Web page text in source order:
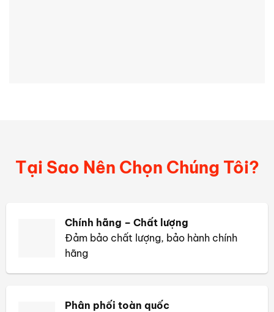
Tại Sao Nên Chọn Chúng Tôi?
Chính hãng – Chất lượng
Đảm bảo chất lượng, bảo hành chính
hãng
Phân phối toàn quốc